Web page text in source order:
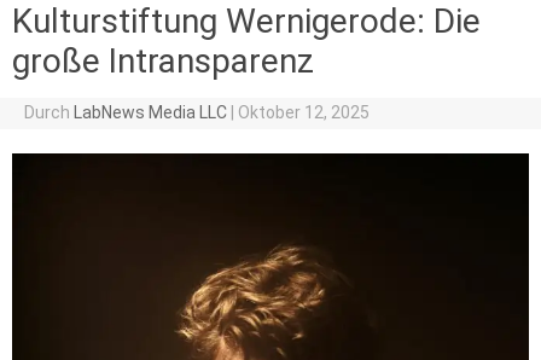
Kulturstiftung Wernigerode: Die
große Intransparenz
Durch LabNews Media LLC Oktober 12, 2025